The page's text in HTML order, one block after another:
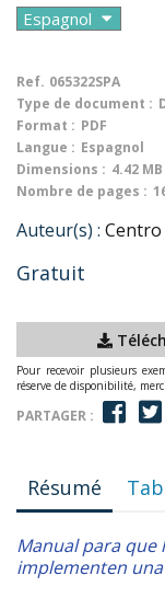
Ref. 065322SPA
Type de document :
Format : PDF
Langue : Espagnol
Dimensions : 4.42 MB
Nombre de pages :
Auteur(s) :
Gratuit
Pour recevoir plusieurs
réserve de disponibilité,
PARTAGER :
Résumé
Manual para que
implementen